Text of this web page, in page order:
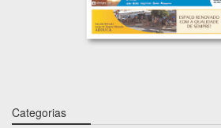
Categorias